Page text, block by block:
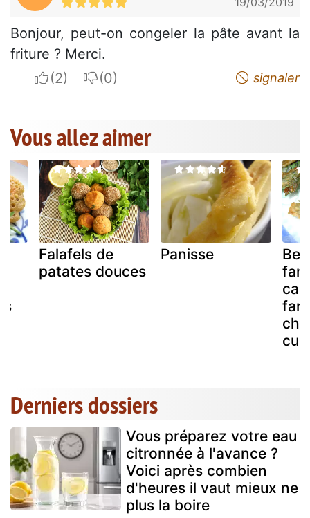
Bonjour, peut-on congeler la pâte avant la
friture ? Merci.
I apreciateI do not appreciate signaler
Vous allez aimer
Falafels de
patates douces
Panisse
Derniers dossiers
Vous préparez votre eau
citronnée à l'avance ?
Voici après combien
d'heures il vaut mieux ne
plus la boire